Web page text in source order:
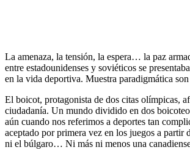
La amenaza, la tensión, la espera… la paz
entre estadounidenses y soviéticos se
en la vida deportiva. Muestra paradigmática
El boicot, protagonista de dos citas olímpicas,
ciudadanía. Un mundo dividido en dos
aún cuando nos referimos a deportes tan
aceptado por primera vez en los juegos a
ni el búlgaro… Ni más ni menos una